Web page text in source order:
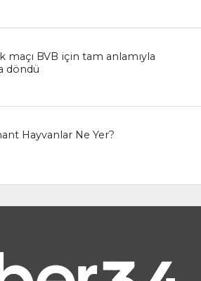
maçı BVB için tam anlamıyla
döndü
Hayvanlar Ne Yer?